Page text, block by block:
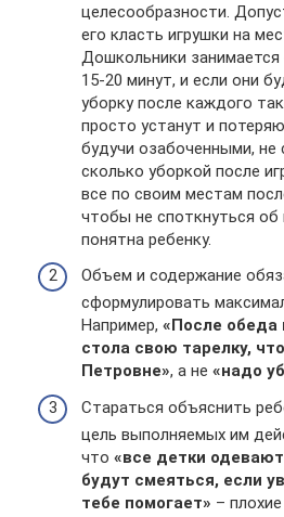
целесообразности.
его класть игрушки на
Дошкольники
15-20 минут, и если они
уборку после каждого
просто устанут и
будучи озабоченными, не
сколько уборкой после
все по своим местам
чтобы не споткнуться об
понятна ребенку.
Объем и содержание
сформулировать
Например, «После обеда
стола свою тарелку,
Петровне», а не «надо
Стараться объяснить
цель выполняемых им
что «все детки
будут смеяться, если
тебе помогает» –